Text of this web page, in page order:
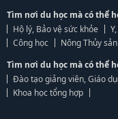
Tìm nơi du học mà có thể
Hộ lý, Bảo vệ sức khỏe
Công học
Nông Thủy sản
Tìm nơi du học mà có thể
Đào tạo giảng viên, Giáo
Khoa học tổng hợp